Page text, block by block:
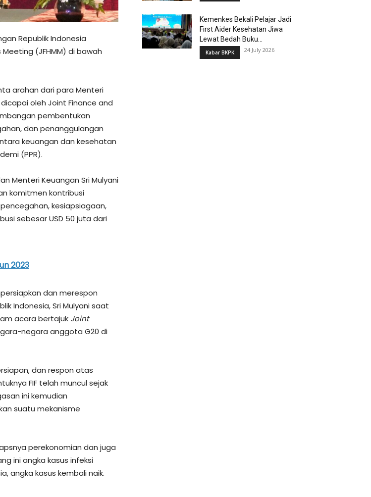
Republik Indonesia
(JFHMM) di bawah
arahan dari para Menteri
oleh Joint Finance and
pembentukan
dan penanggulangan
keuangan dan kesehatan
(PPR).
Menteri Keuangan Sri Mulyani
komitmen kontribusi
pencegahan, kesiapsiagaan,
sebesar USD 50 juta dari
2023
dan merespon
Indonesia, Sri Mulyani saat
acara bertajuk Joint
negara anggota G20 di
dan respon atas
FIF telah muncul sejak
ini kemudian
suatu mekanisme
perekonomian dan juga
ini angka kasus infeksi
angka kasus kembali naik.
Kemenkes Bekali Pelajar Jadi
First Aider Kesehatan Jiwa
Lewat Bedah Buku...
Kabar BKPK 24 July 2026